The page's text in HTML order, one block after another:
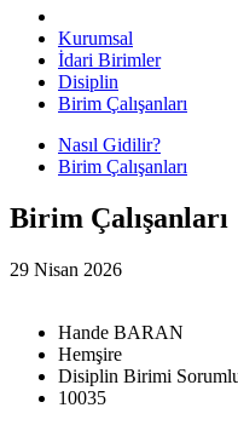
Kurumsal
İdari Birimler
Disiplin
Birim Çalışanları
Nasıl Gidilir?
Birim Çalışanları
Birim Çalışanları
29 Nisan 2026
Hande BARAN
Hemşire
Disiplin Birimi
10035